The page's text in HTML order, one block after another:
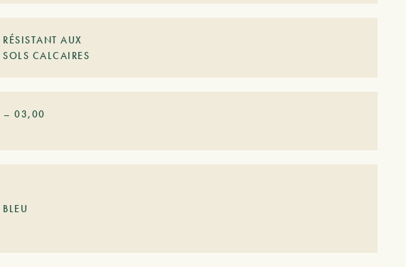
RÉSISTANT AUX
SOLS CALCAIRES
–03,00
BLEU